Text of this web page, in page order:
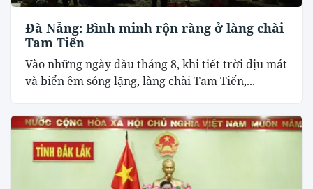
Đà Nẵng: Bình minh rộn ràng ở làng chài
Tam Tiến
Vào những ngày đầu tháng 8, khi tiết trời dịu mát
và biển êm sóng lặng, làng chài Tam Tiến,...